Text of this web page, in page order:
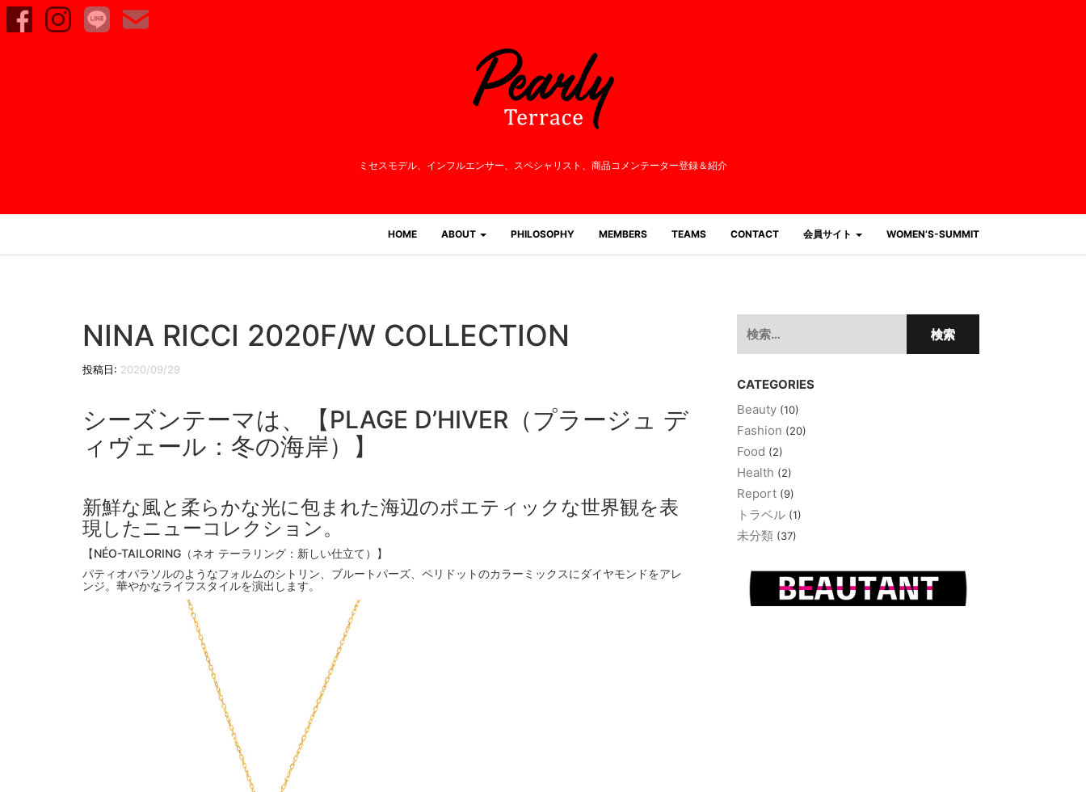
ミセスモデル、インフルエンサー、 スペシャリスト、商品コメンテーター登録＆紹介
HOME ABOUT PHILOSOPHY MEMBERS TEAMS CONTACT 会員サイト WOMEN’S-SUMMIT
NINA RICCI 2020F/W COLLECTION
投稿日: 2020/09/29
シーズンテーマは、【PLAGE D’HIVER（プラージュ デ
ィヴェール：冬の海岸）】
新鮮な風と柔らかな光に包まれた海辺のポエティックな世界観を表
現したニューコレクション。
【NÉO-TAILORING（ネオ テーラリング：新しい仕立て）】
パティオパラソルのようなフォルムのシトリン、ブルートパーズ、ペリドットのカラーミックスにダイヤモンドをアレ
ンジ。華やかなライフスタイルを演出します。
索:
CATEGORIES
Beauty (10)
Fashion (20)
Food (2)
Health (2)
Report (9)
トラベル (1)
未分類 (37)